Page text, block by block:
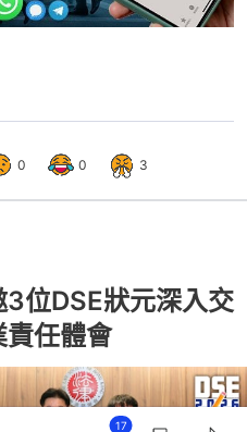
0 0 3
位DSE狀元深入交
任體會
17